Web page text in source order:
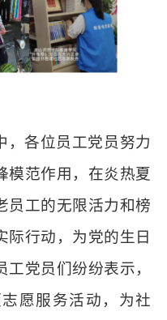
，各位员工党员努力
模范作用 ， 在炎热夏
员工的无限活力和榜
行动， 为党的生日
党员们纷纷表示，
愿服务活动，为社